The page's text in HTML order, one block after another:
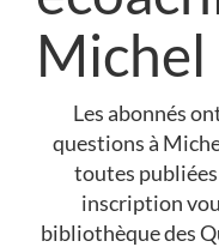
Les abonnés
questions à
toutes
inscription
bibliothèque des